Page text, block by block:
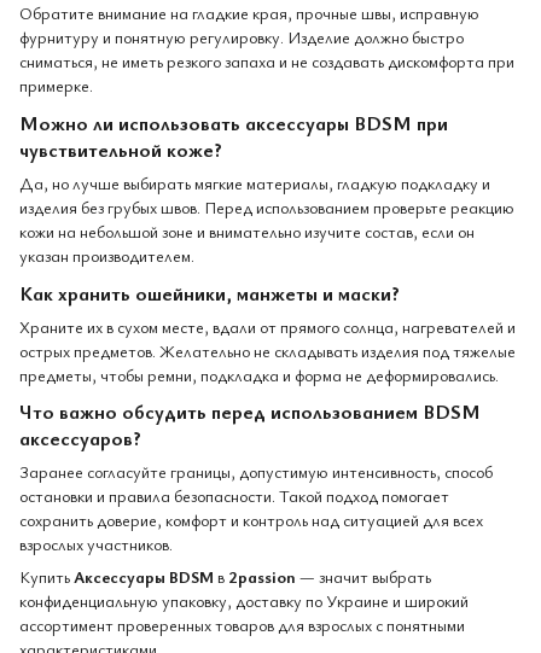
Обратите внимание на гладкие края, прочные швы, исправную
фурнитуру и понятную регулировку. Изделие должно быстро
сниматься, не иметь резкого запаха и не создавать дискомфорта при
примерке.
Можно ли использовать аксессуары BDSM при
чувствительной коже?
Да, но лучше выбирать мягкие материалы, гладкую подкладку и
изделия без грубых швов. Перед использованием проверьте реакцию
кожи на небольшой зоне и внимательно изучите состав, если он
указан производителем.
Как хранить ошейники, манжеты и маски?
Храните их в сухом месте, вдали от прямого солнца, нагревателей и
острых предметов. Желательно не складывать изделия под тяжелые
предметы, чтобы ремни, подкладка и форма не деформировались.
Что важно обсудить перед использованием BDSM
аксессуаров?
Заранее согласуйте границы, допустимую интенсивность, способ
остановки и правила безопасности. Такой подход помогает
сохранить доверие, комфорт и контроль над ситуацией для всех
взрослых участников.
КупитьАксессуары BDSM в 2passion — значит выбрать
конфиденциальную упаковку, доставку по Украине и широкий
ассортимент проверенных товаров для взрослых с понятными